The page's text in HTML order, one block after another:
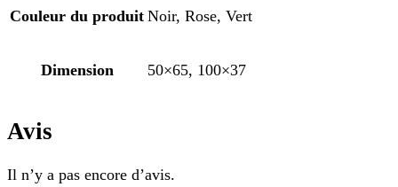
Couleur du produit Noir, Rose, Vert
Dimension 50×65, 100×37
Avis
Il n’y a pas encore d’avis.